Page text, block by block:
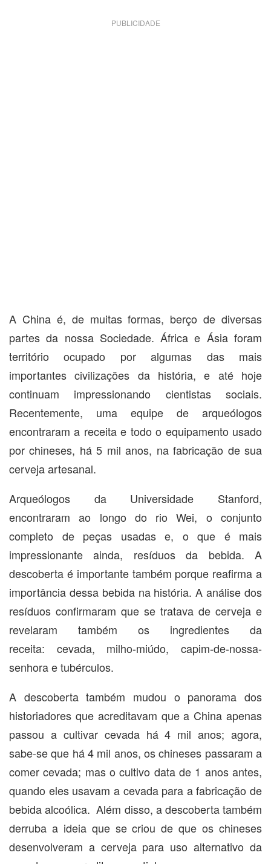
PUBLICIDADE
A China é, de muitas formas, berço de diversas
partes da nossa Sociedade. África e Ásia foram
território ocupado por algumas das mais
importantes civilizações da história, e até hoje
continuam impressionando cientistas sociais.
Recentemente, uma equipe de arqueólogos
encontraram a receita e todo o equipamento usado
por chineses, há 5 mil anos, na fabricação de sua
cerveja artesanal.
Arqueólogos da Universidade Stanford,
encontraram ao longo do rio Wei, o conjunto
completo de peças usadas e, o que é mais
impressionante ainda, resíduos da bebida. A
descoberta é importante também porque reafirma a
importância dessa bebida na história. A análise dos
resíduos confirmaram que se tratava de cerveja e
revelaram também os ingredientes da
receita: cevada, milho-miúdo, capim-de-nossa-
senhora e tubérculos.
A descoberta também mudou o panorama dos
historiadores que acreditavam que a China apenas
passou a cultivar cevada há 4 mil anos; agora,
sabe-se que há 4 mil anos, os chineses passaram a
comer cevada; mas o cultivo data de 1 anos antes,
quando eles usavam a cevada para a fabricação de
bebida alcoólica. Além disso, a descoberta também
derruba a ideia que se criou de que os chineses
desenvolveram a cerveja para uso alternativo da